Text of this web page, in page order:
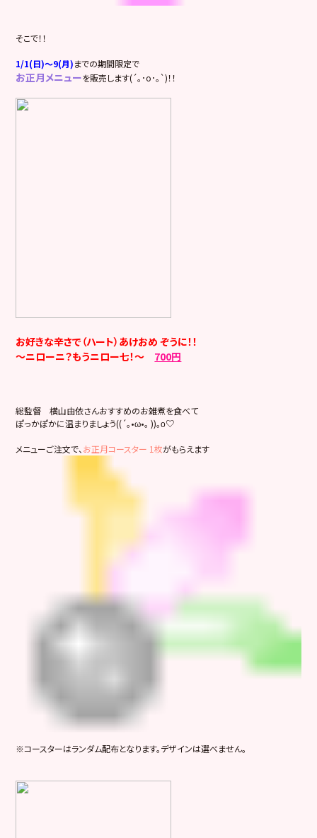
そこで！！
1/1(日)～9(月)までの期間限定で
お正月メニューを販売します(´｡･o･｡`)！！
お好きな辛さで（ハート）あけおめ ぞうに！！
～ニローニ？もうニロー七！～ 700円
総監督 横山由依さんおすすめのお雑煮を食べて
ぽっかぽかに温まりましょう((´｡•ω•｡ ))｡ο♡
メニューご注文で、お正月コースター 1枚がもらえます
※コースターはランダム配布となります。デザインは選べません。